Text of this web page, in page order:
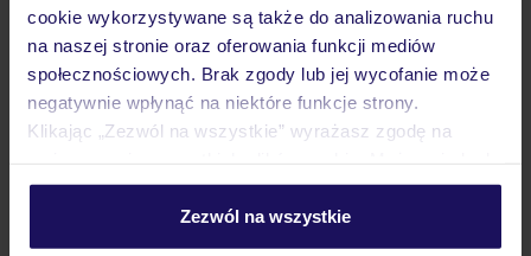
cookie wykorzystywane są także do analizowania ruchu
na naszej stronie oraz oferowania funkcji mediów
społecznościowych. Brak zgody lub jej wycofanie może
negatywnie wpłynąć na niektóre funkcje strony.
Klikając „Zezwól na wszystkie” wyrażasz zgodę na
personalizować swój wybór wchodząc w zakładkę
Szczegółowe informacje o plikach cookie znajdziesz
Zezwól na wszystkie
Pokoje
Wyżywienie